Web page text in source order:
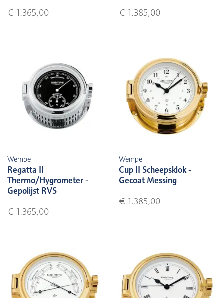
€ 1.365,00 € 1.385,00
Wempe
Regatta II
Thermo/Hygrometer -
Gepolijst RVS
€ 1.365,00
Wempe
Cup II Scheepsklok -
Gecoat Messing
€ 1.385,00